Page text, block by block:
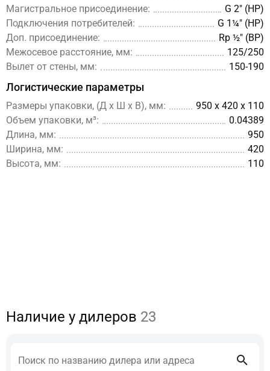
Магистральное присоединение:
G 2″ (НР)
Подключения потребителей:
G 1¼″ (НР)
Доп. присоединение:
Rp ½″ (ВР)
Межосевое расстояние, мм:
125/250
Вылет от стены, мм:
150-190
Логистические параметры
Размеры упаковки, (Д x Ш х В), мм:
950 x 420 x 110
Объем упаковки, м³:
0.04389
Длина, мм:
950
Ширина, мм:
420
Высота, мм:
110
Наличие у дилеров 23